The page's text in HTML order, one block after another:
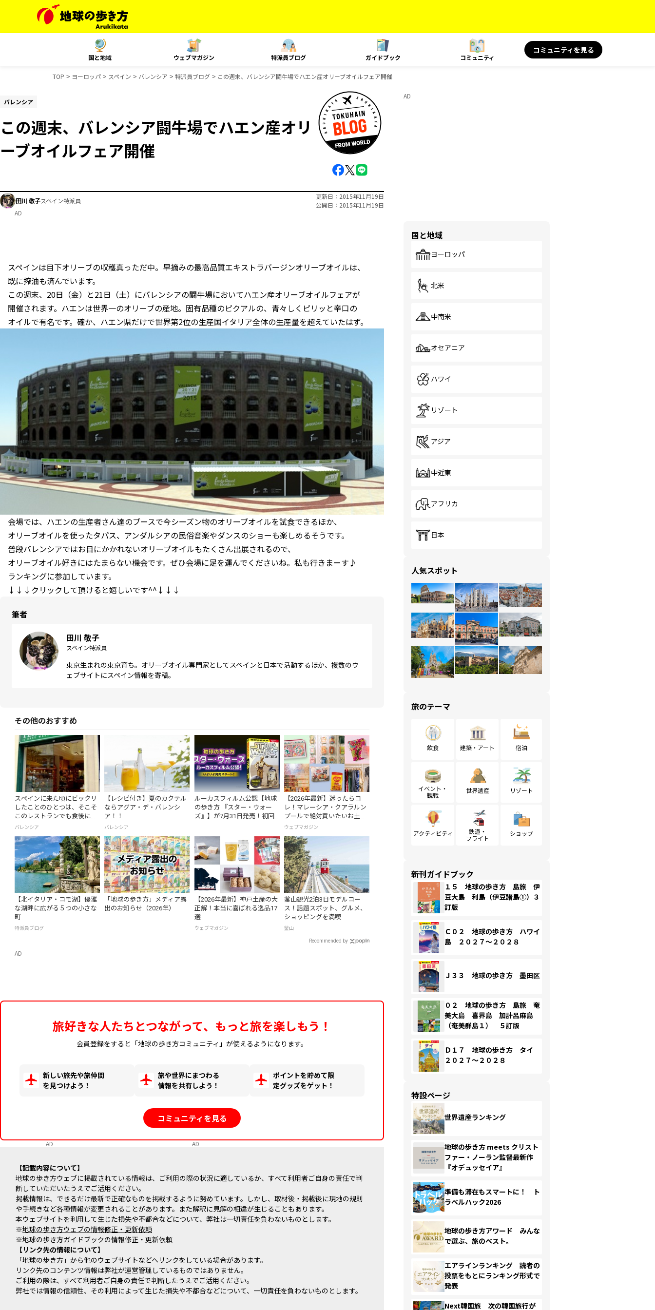
国と地域 ウェブマガジン 特派員ブログ ガイドブック コミュニティ
コミュニティを見る
TOP ヨーロッパ スペイン バレンシア 特派員ブログ この週末、バレンシア闘牛場でハエン産オリーブオイルフェア開催
バレンシア
この週末、バレンシア闘牛場でハエン産オリ
ーブオイルフェア開催
田川 敬子スペイン特派員
更新日
2015年11月19日
公開日
2015年11月19日
AD
スペインは目下オリーブの収穫真っただ中。早摘みの最高品質エキストラバージンオリーブオイルは、
既に搾油も済んでいます。
この週末、20日（金）と21日（土）にバレンシアの闘牛場においてハエン産オリーブオイルフェアが
開催されます。ハエンは世界一のオリーブの産地。固有品種のピクアルの、青々しくピリッと辛口の
オイルで有名です。確か、ハエン県だけで世界第2位の生産国イタリア全体の生産量を超えていたはず。
会場では、ハエンの生産者さん達のブースで今シーズン物のオリーブオイルを試食できるほか、
オリーブオイルを使ったタパス、アンダルシアの民俗音楽やダンスのショーも楽しめるそうです。
普段バレンシアではお目にかかれないオリーブオイルもたくさん出展されるので、
オリーブオイル好きにはたまらない機会です。ぜひ会場に足を運んでくださいね。私も行きまーす♪
ランキングに参加しています。
↓↓↓クリックして頂けると嬉しいです^^↓↓↓
筆者
田川 敬子
スペイン特派員
東京生まれの東京育ち。オリーブオイル専門家としてスペインと日本で活動するほか、複数のウ
ェブサイトにスペイン情報を寄稿。
その他のおすすめ
スペインに来た頃にビックリ
したことのひとつは、そこそ
このレストランでも食後に紅
茶を頼むと
バレンシア
【レシピ付き】夏のカクテル
ならアグア・デ・バレンシ
ア！！
バレンシア
ルーカスフィルム公認【地球
の歩き方 『スター・ウォー
ズ』】が7月31日発売！初回
【2026年最新】迷ったらコ
レ！マレーシア・クアラルン
プールで絶対買いたいお土産
15選
ウェブマガジン
【北イタリア・コモ湖】優雅
な湖畔に広がる５つの小さな
町
特派員ブログ
「地球の歩き方」メディア露
出のお知らせ（2026年）
【2026年最新】神戸土産の大
正解！本当に喜ばれる逸品17
選
ウェブマガジン
釜山観光2泊3日モデルコー
ス！話題スポット、グルメ、
ショッピングを満喫
釜山
Recommended by
AD
旅好きな人たちとつながって、もっと旅を楽しもう！
会員登録をすると「地球の歩き方コミュニティ」が使えるようになります。
新しい旅先や旅仲間
を見つけよう！
旅や世界にまつわる
情報を共有しよう！
ポイントを貯めて限
定グッズをゲット！
コミュニティを見る
AD AD
記載内容について
地球の歩き方ウェブに掲載されている情報は、ご利用の際の状況に適しているか、すべて利用者ご自身の責任で判
断していただいたうえでご活用ください。
掲載情報は、できるだけ最新で正確なものを掲載するように努めています。しかし、取材後・掲載後に現地の規則
や手続きなど各種情報が変更されることがあります。また解釈に見解の相違が生じることもあります。
本ウェブサイトを利用して生じた損失や不都合などについて、弊社は一切責任を負わないものとします。
※地球の歩き方ウェブの情報修正・更新依頼
※地球の歩き方ガイドブックの情報修正・更新依頼
リンク先の情報について
「地球の歩き方」から他のウェブサイトなどへリンクをしている場合があります。
リンク先のコンテンツ情報は弊社が運営管理しているものではありません。
ご利用の際は、すべて利用者ご自身の責任で判断したうえでご活用ください。
弊社では情報の信頼性、その利用によって生じた損失や不都合などについて、一切責任を負わないものとします。
AD
国と地域
ヨーロッパ
北米
中南米
オセアニア
ハワイ
リゾート
アジア
中近東
アフリカ
日本
人気スポット
旅のテーマ
飲食 建築・アート 宿泊
イベント・
観戦
世界遺産 リゾート
アクティビティ
鉄道・
フライト
ショップ
新刊ガイドブック
１５ 地球の歩き方 島旅 伊
豆大島 利島（伊豆諸島①）３
訂版
Ｃ０２ 地球の歩き方 ハワイ
島 ２０２７～２０２８
Ｊ３３ 地球の歩き方 墨田区
０２ 地球の歩き方 島旅 奄
美大島 喜界島 加計呂麻島
（奄美群島１） ５訂版
Ｄ１７ 地球の歩き方 タイ
２０２７～２０２８
特設ページ
世界遺産ランキング
地球の歩き方 meets クリスト
ファー・ノーラン監督最新作
『オデュッセイア』
準備も滞在もスマートに！ ト
ラベルハック2026
地球の歩き方アワード みんな
で選ぶ、旅のベスト。
エアラインランキング 読者の
投票をもとにランキング形式で
発表
Next韓国旅 次の韓国旅行が